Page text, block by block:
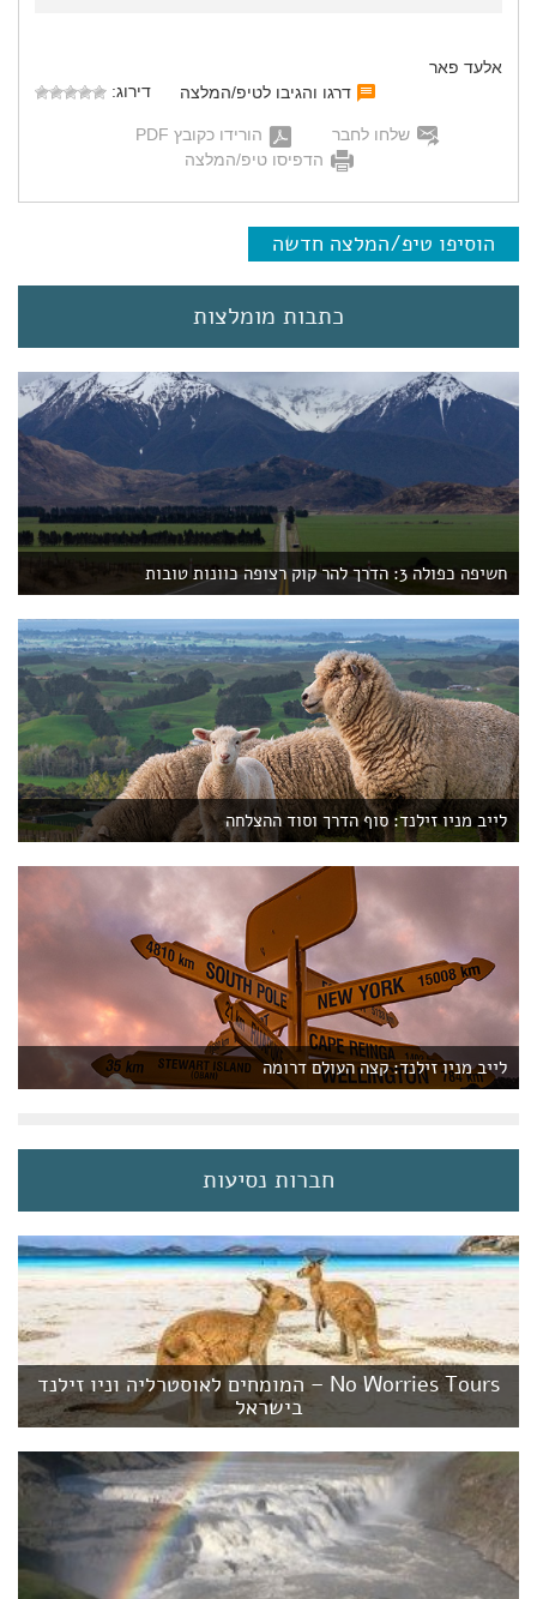
אלעד פאר
דרגו והגיבו לטיפ/המלצה
דירוג:
שלחו לחבר
הורידו כקובץ PDF
הדפיסו טיפ/המלצה
הוסיפו טיפ/המלצה חדשה
כתבות מומלצות
חשיפה כפולה 3: הדרך להר קוק רצופה כוונות טובות
לייב מניו זילנד: סוף הדרך וסוד ההצלחה
לייב מניו זילנד: קצה העולם דרומה
חברות נסיעות
No Worries Tours – המומחים לאוסטרליה וניו זילנד
בישראל